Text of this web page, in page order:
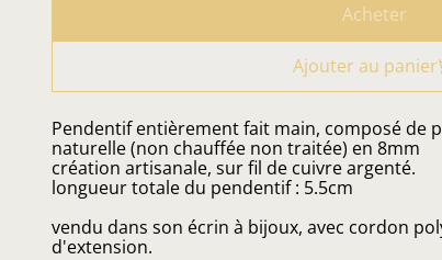
Acheter
Ajouter au panier
Pendentif entièrement fait main, composé de
naturelle (non chauffée non traitée) en 8mm
création artisanale, sur fil de cuivre argenté.
longueur totale du pendentif : 5.5cm
vendu dans son écrin à bijoux, avec cordon
d'extension.